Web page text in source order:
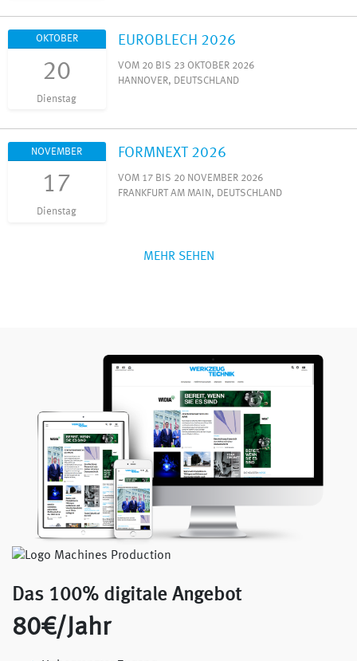
OKTOBER
20
Dienstag
EUROBLECH 2026
VOM 20 BIS 23 OKTOBER 2026
HANNOVER, DEUTSCHLAND
NOVEMBER
17
Dienstag
FORMNEXT 2026
VOM 17 BIS 20 NOVEMBER 2026
FRANKFURT AM MAIN, DEUTSCHLAND
MEHR SEHEN
Das 100% digitale Angebot
80€/Jahr